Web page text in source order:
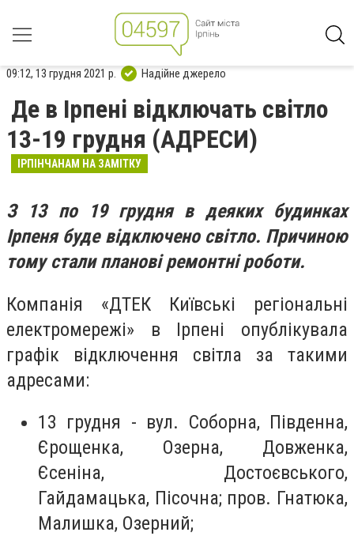
09:12, 13 грудня 2021 р. Надійне джерело
Де в Ірпені відключать світло
13-19 грудня (АДРЕСИ)
ІРПІНЧАНАМ НА ЗАМІТКУ
З 13 по 19 грудня в деяких будинках
Ірпеня буде відключено світло. Причиною
тому стали планові ремонтні роботи.
Компанія «ДТЕК Київські регіональні
електромережі» в Ірпені опублікувала
графік відключення світла за такими
адресами:
13 грудня - вул. Соборна, Південна,
Єрощенка, Озерна, Довженка,
Єсеніна, Достоєвського,
Гайдамацька, Пісочна; пров. Гнатюка,
Малишка, Озерний;